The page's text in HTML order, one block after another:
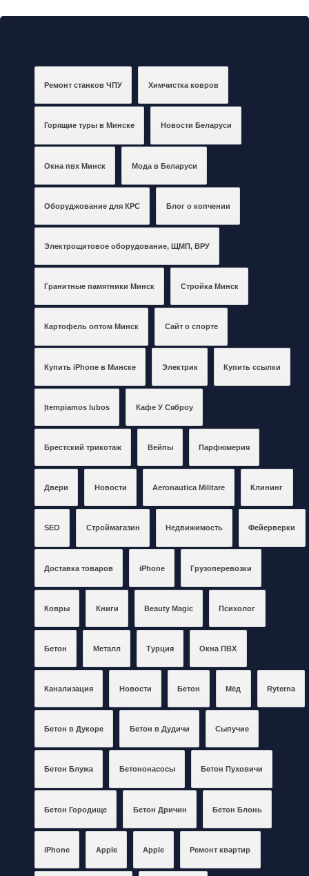
Ремонт станков ЧПУ Химчистка ковров
Горящие туры в Минске Новости Беларуси
Окна пвх Минск Мода в Беларуси
Оборуджование для КРС Блог о копчении
Электрощитовое оборудование, ЩМП, ВРУ
Гранитные памятники Минск Стройка Минск
Картофель оптом Минск Сайт о спорте
Купить iPhone в Минске Электрик Купить ссылки
Įtempiamos lubos Кафе У Сяброу
Брестский трикотаж Вейпы Парфюмерия
Двери Новости Aeronautica Militare Клининг
SEO Строймагазин Недвижимость Фейерверки
Доставка товаров iPhone Грузоперевозки
Ковры Книги Beauty Magic Психолог
Бетон Металл Турция Окна ПВХ
Канализация Новости Бетон Мёд Ryterna
Бетон в Дукоре Бетон в Дудичи Сыпучие
Бетон Блужа Бетононасосы Бетон Пуховичи
Бетон Городище Бетон Дричин Бетон Блонь
iPhone Apple Apple Ремонт квартир